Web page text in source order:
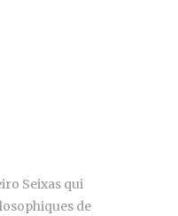
Seixas qui
de